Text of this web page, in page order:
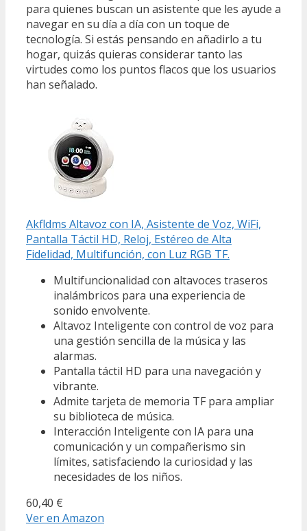
para quienes buscan un asistente que les ayude a
navegar en su día a día con un toque de
tecnología. Si estás pensando en añadirlo a tu
hogar, quizás quieras considerar tanto las
virtudes como los puntos flacos que los usuarios
han señalado.
Akfldms Altavoz con IA, Asistente de Voz, WiFi,
Pantalla Táctil HD, Reloj, Estéreo de Alta
Fidelidad, Multifunción, con Luz RGB TF.
Multifuncionalidad con altavoces traseros
inalámbricos para una experiencia de
sonido envolvente.
Altavoz Inteligente con control de voz para
una gestión sencilla de la música y las
alarmas.
Pantalla táctil HD para una navegación y
vibrante.
Admite tarjeta de memoria TF para ampliar
su biblioteca de música.
Interacción Inteligente con IA para una
comunicación y un compañerismo sin
límites, satisfaciendo la curiosidad y las
necesidades de los niños.
60,40 €
Ver en Amazon